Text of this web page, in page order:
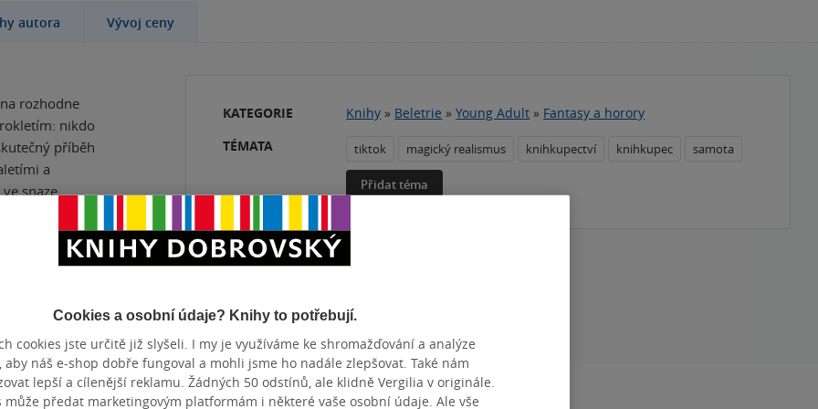
autora Vývoj ceny
rozhodne
nikdo
příběh
a
snaze
po téměř
její
a právem jej
za životem.
KATEGORIE Knihy » Beletrie »Young Adult » Fantasy a horory
TÉMATA
tiktok magický realismus knihkupectví knihkupec samota
Přidat téma
měkká vazba
POČET STRAN
535
Cookies a osobní údaje? Knihy to potřebují.
cookies jste určitě již slyšeli. I my je využíváme ke shromažďování a analýze
aby náš e-shop dobře fungoval a mohli jsme ho nadále zlepšovat. Také nám
lepší a cílenější reklamu. Žádných 50 odstínů, ale klidně Vergilia v originále.
může předat marketingovým platformám i některé vaše osobní údaje. Ale vše